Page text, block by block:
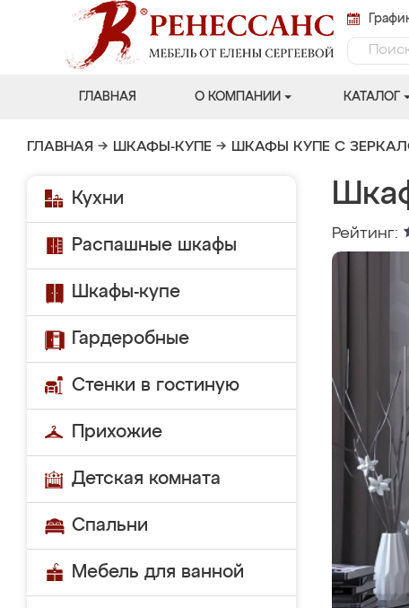
ГЛАВНАЯ О КОМПАНИИ КАТАЛОГ
ГЛАВНАЯ → ШКАФЫ-КУПЕ → ШКАФЫ КУПЕ С
Кухни
Распашные шкафы
Шкафы-купе
Гардеробные
Стенки в гостиную
Прихожие
Детская комната
Спальни
Мебель для ванной
Рейтинг: